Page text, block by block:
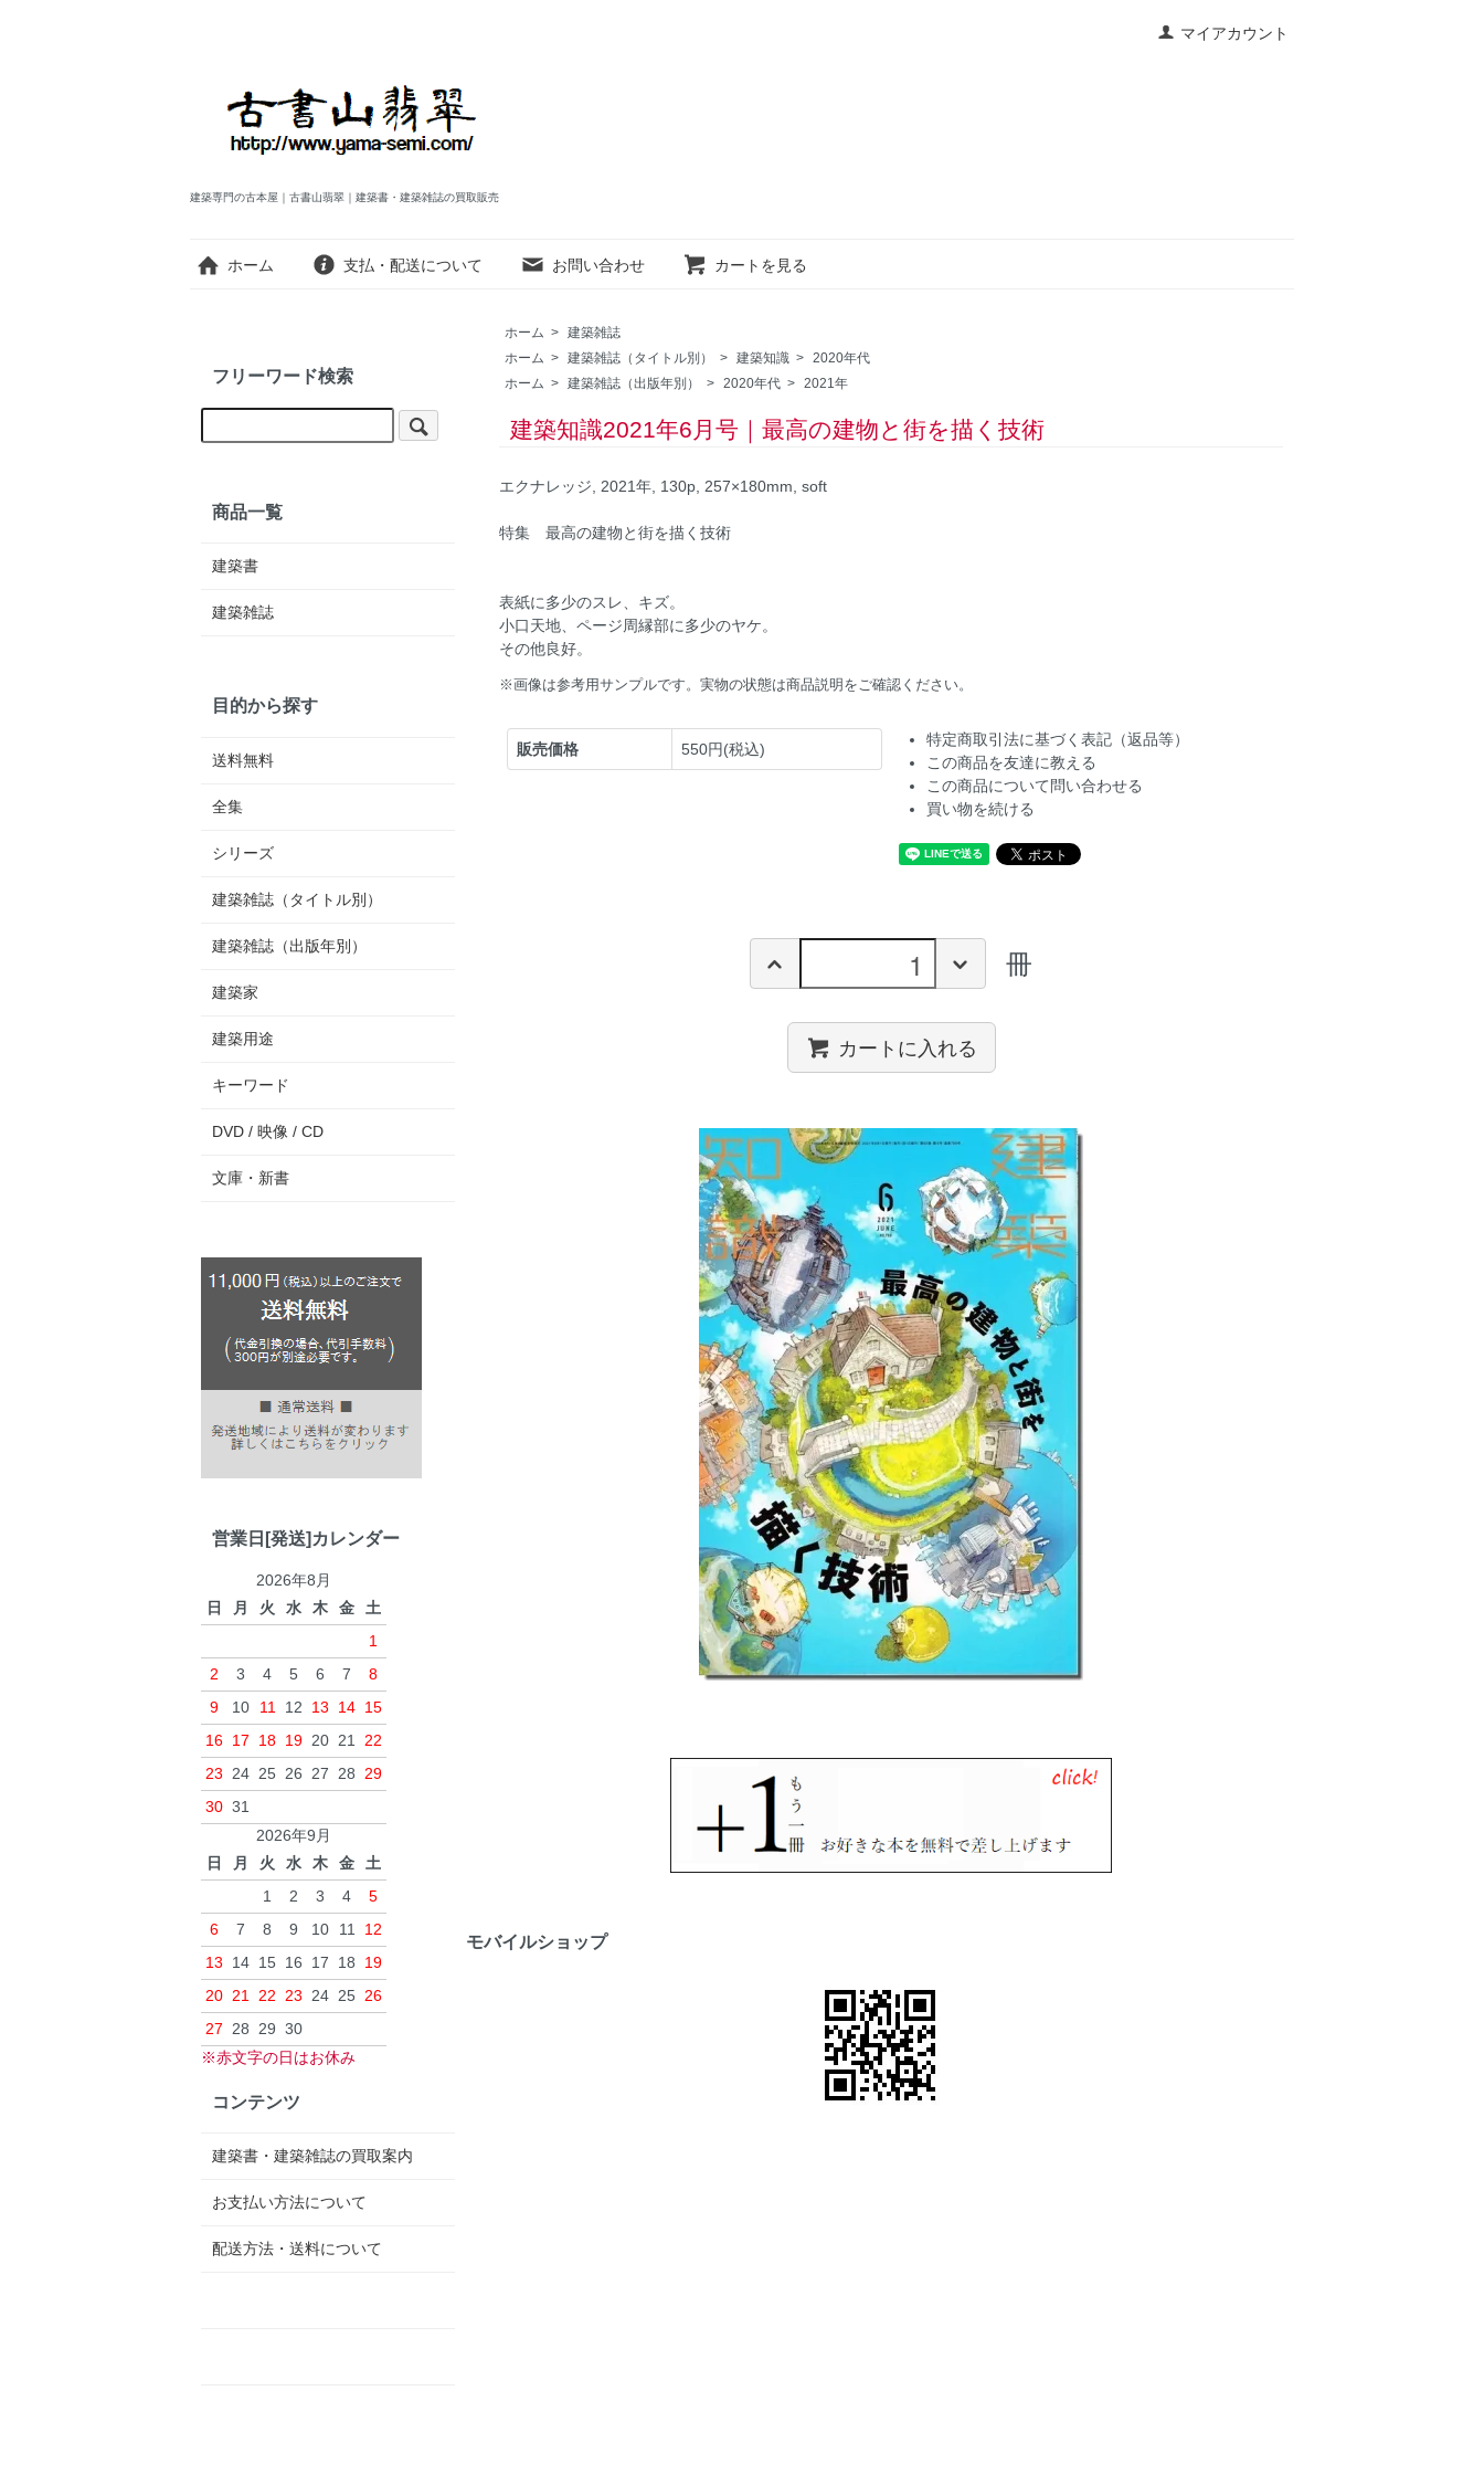
マイアカウント
建築専門の古本屋｜古書山翡翠｜建築書・建築雑誌の買取販売
ホーム 支払・配送について お問い合わせ カートを見る
ホーム > 建築雑誌
ホーム > 建築雑誌（タイトル別） > 建築知識 > 2020年代
ホーム > 建築雑誌（出版年別） > 2020年代 > 2021年
建築知識2021年6月号｜最高の建物と街を描く技術
エクナレッジ, 2021年, 130p, 257×180mm, soft
特集 最高の建物と街を描く技術
表紙に多少のスレ、キズ。
小口天地、ページ周縁部に多少のヤケ。
その他良好。
※画像は参考用サンプルです。実物の状態は商品説明をご確認ください。
販売価格 550円(税込)
特定商取引法に基づく表記（返品等）
この商品を友達に教える
この商品について問い合わせる
買い物を続ける
冊
カートに入れる
フリーワード検索
商品一覧
建築書
建築雑誌
目的から探す
送料無料
全集
シリーズ
建築雑誌（タイトル別）
建築雑誌（出版年別）
建築家
建築用途
キーワード
DVD / 映像 / CD
文庫・新書
営業日[発送]カレンダー
2026年8月
日
月 火 水 木 金
土
1
2
3 4 5 6 7
8
9
10 11 12 13 14 15
16 17 18 19 20 21 22
23 24 25 26 27 28 29
30 31
2026年9月
日
月 火 水 木 金
土
1
2 3 4
5
6
7 8 9 10 11
12
13
14 15 16 17 18
19
20 21 22 23 24 25 26
27 28 29 30
※赤文字の日はお休み
コンテンツ
建築書・建築雑誌の買取案内
お支払い方法について
配送方法・送料について
モバイルショップ